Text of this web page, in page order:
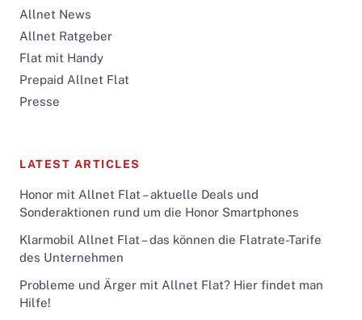
Allnet News
Allnet Ratgeber
Flat mit Handy
Prepaid Allnet Flat
Presse
LATEST ARTICLES
Honor mit Allnet Flat – aktuelle Deals und
Sonderaktionen rund um die Honor Smartphones
Klarmobil Allnet Flat – das können die Flatrate-Tarife
des Unternehmen
Probleme und Ärger mit Allnet Flat? Hier findet man
Hilfe!